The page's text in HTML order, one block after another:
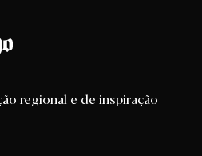
regional e de inspiração